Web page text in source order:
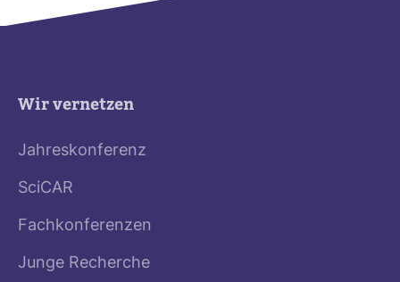
Wir vernetzen
Jahreskonferenz
SciCAR
Fachkonferenzen
Junge Recherche